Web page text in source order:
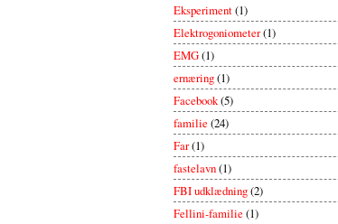
Eksperiment(1)
Elektrogoniometer(1)
EMG(1)
ernæring(1)
Facebook(5)
familie(24)
Far(1)
fastelavn(1)
FBI udklædning(2)
Fellini-familie(1)